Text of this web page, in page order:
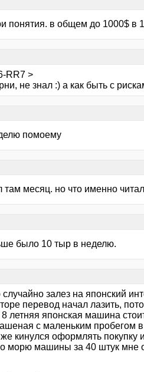
понятия. в общем до 1000$ в
RR7 >
не знал :) а как быть с
помоему
там месяц. но что именно
было 10 тыр в неделю.
случайно залез на японский
перевод начал лазить,
8 летняя японская машина
с маленьким пробегом
же кинулся оформлять
морю машины за 40 штук мне